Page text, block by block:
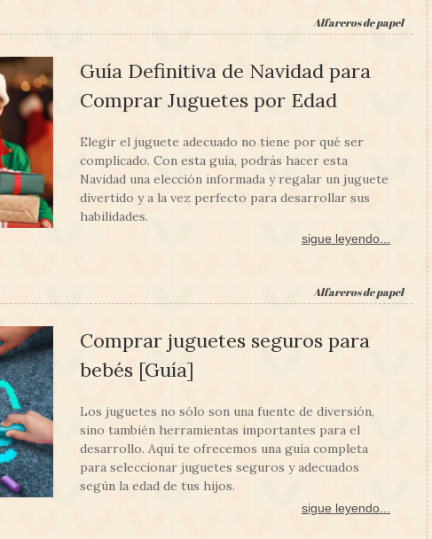
Alfareros de papel
Guía Definitiva de Navidad para
Comprar Juguetes por Edad
Elegir el juguete adecuado no tiene por qué ser
complicado. Con esta guía, podrás hacer esta
Navidad una elección informada y regalar un juguete
divertido y a la vez perfecto para desarrollar sus
habilidades.
sigue leyendo...
Alfareros de papel
Comprar juguetes seguros para
bebés [Guía]
Los juguetes no sólo son una fuente de diversión,
sino también herramientas importantes para el
desarrollo. Aquí te ofrecemos una guía completa
para seleccionar juguetes seguros y adecuados
según la edad de tus hijos.
sigue leyendo...